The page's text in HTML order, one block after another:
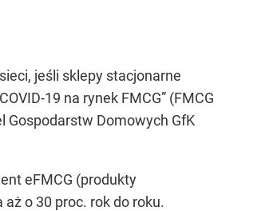
jeśli sklepy stacjonarne
19 na rynek FMCG” (FMCG
Gospodarstw Domowych GfK
eFMCG (produkty
o 30 proc. rok do roku.